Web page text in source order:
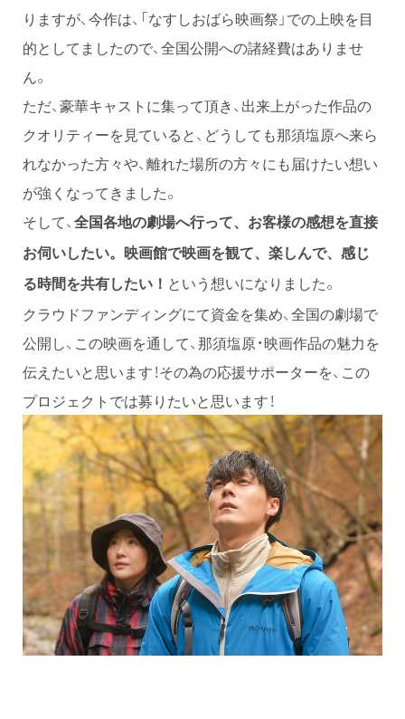
りますが、今作は、「なすしおばら映画祭」での上映を目
的としてましたので、全国公開への諸経費はありませ
ん。
ただ、豪華キャストに集って頂き、出来上がった作品の
クオリティーを見ていると、どうしても那須塩原へ来ら
れなかった方々や、離れた場所の方々にも届けたい想い
が強くなってきました。
そして、 全国各地の劇場へ行って、お客様の感想を直接
お伺いしたい。映画館で映画を観て、楽しんで、感じ
る時間を共有したい！ という想いになりました。
クラウドファンディングにて資金を集め、全国の劇場で
公開し、この映画を通して、那須塩原・映画作品の魅力を
伝えたいと思います！その為の応援サポーターを、この
プロジェクトでは募りたいと思います！